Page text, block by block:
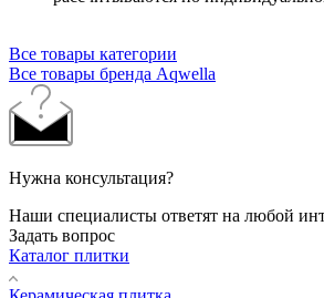
Все товары категории
Все товары бренда Aqwella
Нужна консультация?
Наши специалисты ответят на любой
Задать вопрос
Каталог плитки